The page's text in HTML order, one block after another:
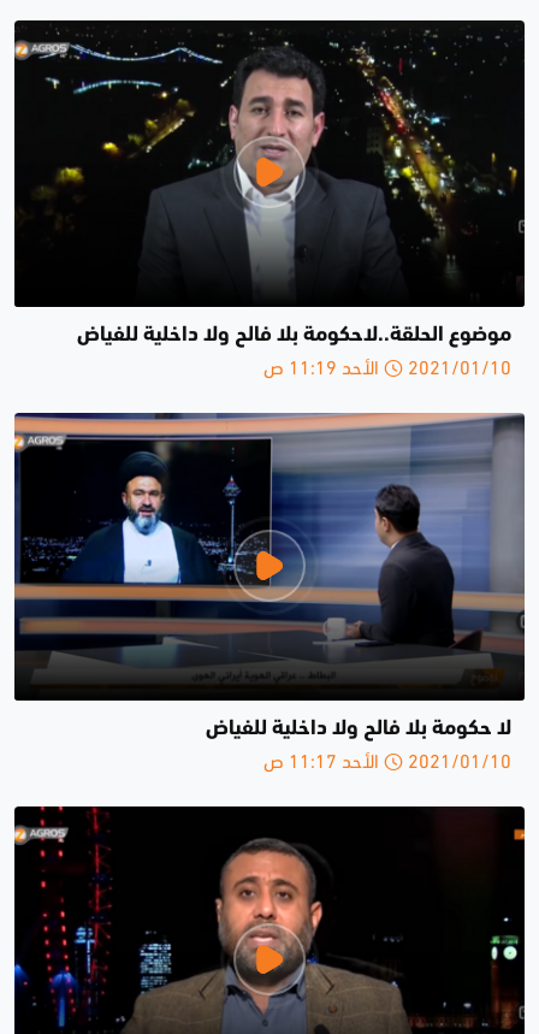
موضوع الحلقة..لاحكومة بلا فالح ولا داخلية للفياض
2021/01/10 الأحد 11:19 ص
لا حكومة بلا فالح ولا داخلية للفياض
2021/01/10 الأحد 11:17 ص